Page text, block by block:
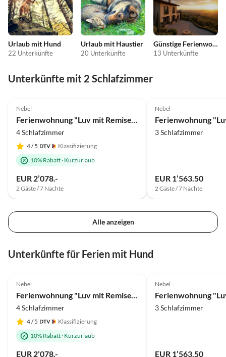
Urlaub mit Hund
22 Unterkünfte
Urlaub mit Haustier
20 Unterkünfte
Günstige Ferienwohnungen
13 Unterkünfte
Unterkünfte mit 2 Schlafzimmer
Nebel
Ferienwohnung "Luv mit Remise" im Haus Smäswai 10
4 Schlafzimmer
4/ 5
Klassifizierung
10% Rabatt· Kurzurlaub
EUR 2’078.-
2 Gäste / 7 Nächte
Nebel
3 Schlafzimmer
EUR 1’563.50
2 Gäste / 7 Nächte
Alle anzeigen
Unterkünfte für Ferien mit Hund
Nebel
Ferienwohnung "Luv mit Remise" im Haus Smäswai 10
4 Schlafzimmer
4/ 5
Klassifizierung
10% Rabatt· Kurzurlaub
EUR 2’078.-
Nebel
3 Schlafzimmer
EUR 1’563.50